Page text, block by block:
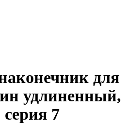
для
удлиненный,
7